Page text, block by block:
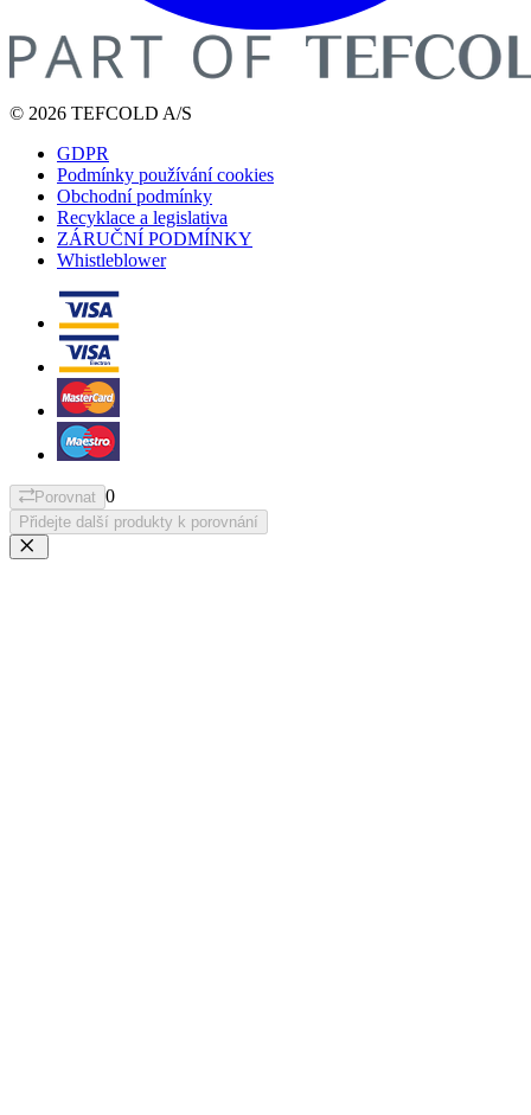
© 2026 TEFCOLD A/S
GDPR
Podmínky používání cookies
Obchodní podmínky
Recyklace a legislativa
ZÁRUČNÍ PODMÍNKY
Whistleblower
Porovnat 0
Přidejte další produkty k porovnání